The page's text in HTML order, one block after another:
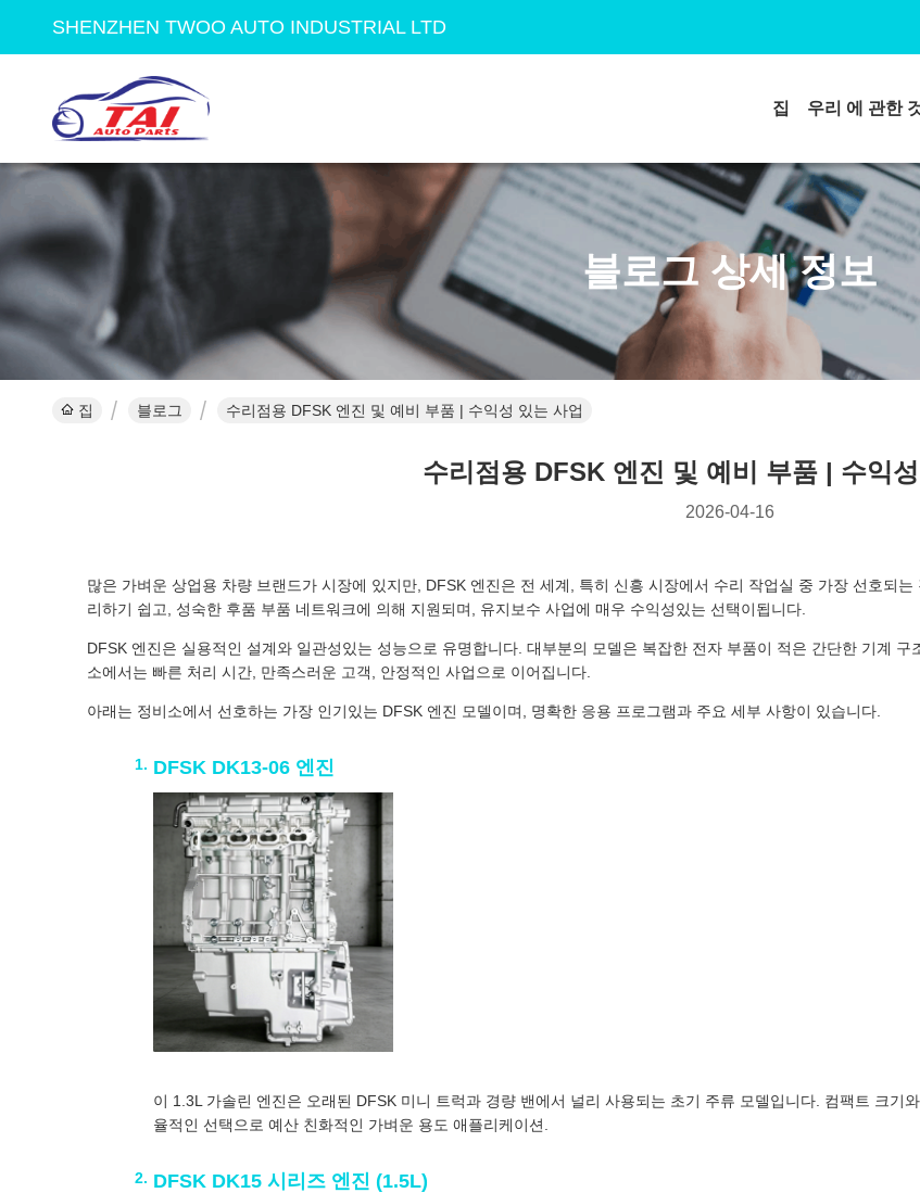
SHENZHEN TWOO AUTO INDUSTRIAL LTD
집 우리 에 관한
블로그 상세 정보
집 블로그 수리점용 DFSK 엔진 및 예비 부품 | 수익성 있는 사업
수리점용 DFSK 엔진 및 예비 부품 | 수익
2026-04-16
많은 가벼운 상업용 차량 브랜드가 시장에 있지만, DFSK 엔진은 전 세계, 특히 신흥 시장에서 수리 작업실 중 가장 선호되
리하기 쉽고, 성숙한 후품 부품 네트워크에 의해 지원되며, 유지보수 사업에 매우 수익성있는 선택이됩니다.
DFSK 엔진은 실용적인 설계와 일관성있는 성능으로 유명합니다. 대부분의 모델은 복잡한 전자 부품이 적은 간단한 기계
소에서는 빠른 처리 시간, 만족스러운 고객, 안정적인 사업으로 이어집니다.
아래는 정비소에서 선호하는 가장 인기있는 DFSK 엔진 모델이며, 명확한 응용 프로그램과 주요 세부 사항이 있습니다.
DFSK DK13-06 엔진
이 1.3L 가솔린 엔진은 오래된 DFSK 미니 트럭과 경량 밴에서 널리 사용되는 초기 주류 모델입니다. 컴팩트 크기
율적인 선택으로 예산 친화적인 가벼운 용도 애플리케이션.
DFSK DK15 시리즈 엔진 (1.5L)